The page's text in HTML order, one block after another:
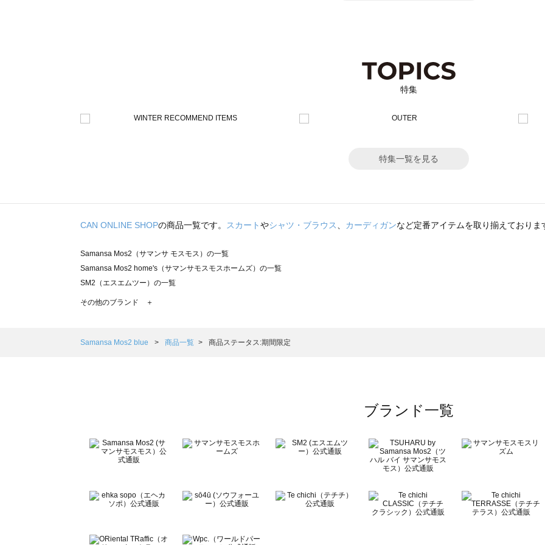
特集
特集一覧を見る
CAN ONLINE SHOPの商品一覧です。 スカートやシャツ・ブラウス、 カーディガンなど定番アイテムを取り揃えておりま
Samansa Mos2（サマンサ モスモス）の一覧
Samansa Mos2 home's（サマンサモスモスホームズ）の一覧
SM2（エスエムツー）の一覧
TSUHARU by Samansa Mos2（ツハルバイサマンサモスモス）の一覧
Samansa Mos2 Lagom（サマンサモスモス ラーゴム）の一覧
BETTY'S BLUE（べティーズブルー）の一覧
Wpc.（ワールドパーティー）の一覧
その他のブランド ＋
Samansa Mos2 blue 商品一覧 商品ステータス:期間限定
ブランド一覧